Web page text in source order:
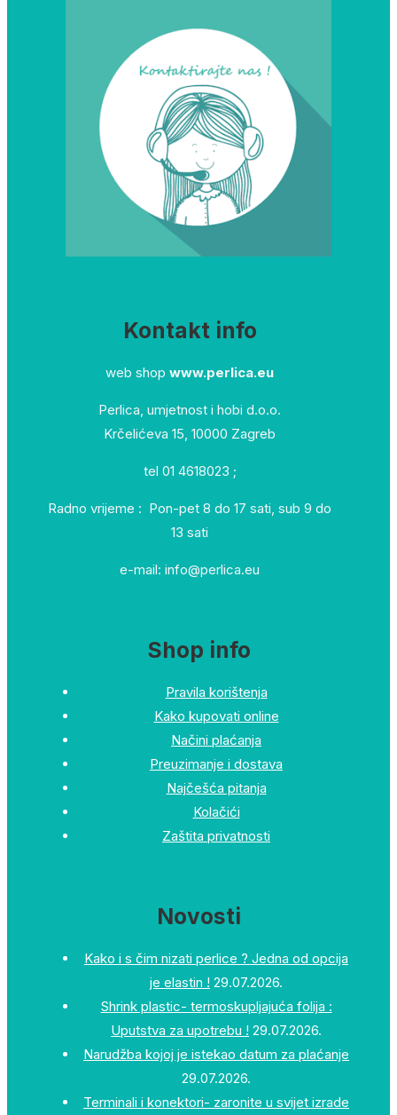
Kontakt info
web shop www.perlica.eu
Perlica, umjetnost i hobi d.o.o.
Krčelićeva 15, 10000 Zagreb
tel 01 4618023 ;
Radno vrijeme : Pon-pet 8 do 17 sati, sub 9 do
13 sati
e-mail: info@perlica.eu
Shop info
Pravila korištenja
Kako kupovati online
Načini plaćanja
Preuzimanje i dostava
Najčešća pitanja
Kolačići
Zaštita privatnosti
Novosti
Kako i s čim nizati perlice ? Jedna od opcija
je elastin ! 29.07.2026.
Shrink plastic- termoskupljajuća folija :
Uputstva za upotrebu ! 29.07.2026.
Narudžba kojoj je istekao datum za plaćanje
29.07.2026.
Terminali i konektori- zaronite u svijet izrade